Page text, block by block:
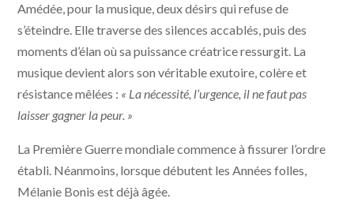
Amédée, pour la musique, deux désirs qui refuse de
s’éteindre. Elle traverse des silences accablés, puis des
moments d’élan où sa puissance créatrice ressurgit. La
musique devient alors son véritable exutoire, colère et
résistance mêlées : « La nécessité, l’urgence, il ne faut pas
laisser gagner la peur. »
La Première Guerre mondiale commence à fissurer l’ordre
établi. Néanmoins, lorsque débutent les Années folles,
Mélanie Bonis est déjà âgée.